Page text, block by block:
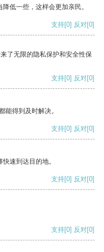
低一些，这样会更加亲民。
支持[0] 反对[0]
了无限的隐私保护和安全性保
支持[0] 反对[0]
能得到及时解决。
支持[0] 反对[0]
速到达目的地。
支持[0] 反对[0]
支持[0] 反对[0]